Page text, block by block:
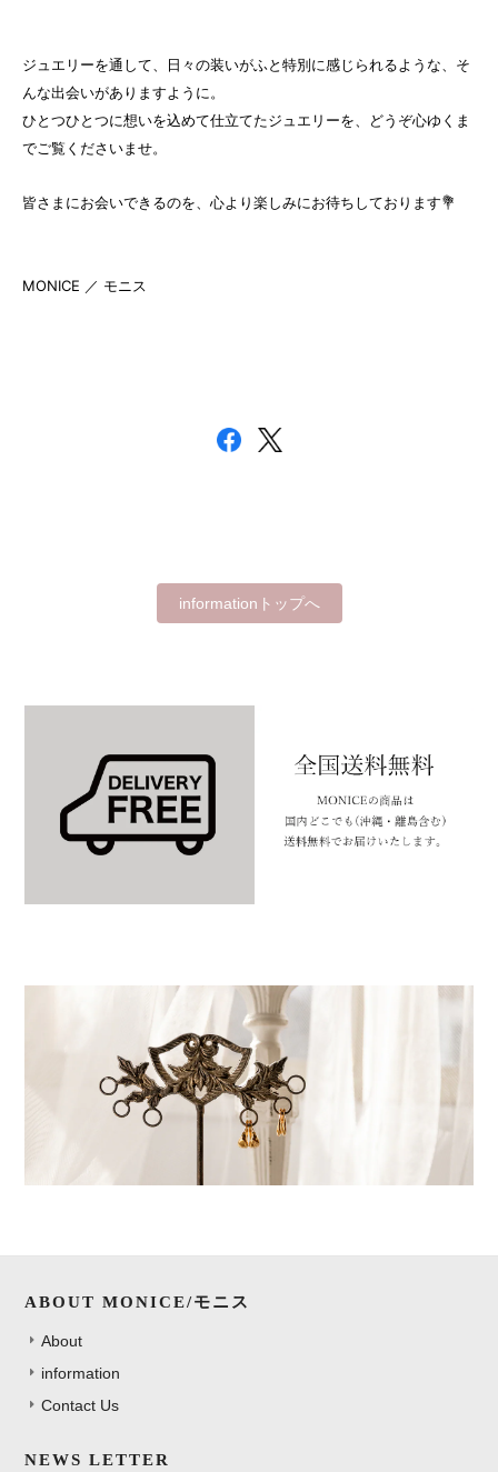
ジュエリーを通して、日々の装いがふと特別に感じられるような、そ
んな出会いがありますように。
ひとつひとつに想いを込めて仕立てたジュエリーを、どうぞ心ゆくま
でご覧くださいませ。
皆さまにお会いできるのを、心より楽しみにお待ちしております💐
MONICE ／ モニス
informationトップへ
ABOUT MONICE/モニス
About
information
Contact Us
NEWS LETTER